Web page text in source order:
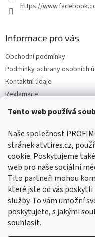
Tento web používá
Naše společnost
stránek atvtires.cz,
cookie. Poskytujeme
web pro naše sociální
Tito partneři mohou
které jste od vás
služby. To vám umožní
poskytujete, s jakými
souhlasit.
https://
Informace pro vás
Obchodní podmínky
Podmínky ochrany osobních
Kontaktní údaje
Reklamace
Facebook